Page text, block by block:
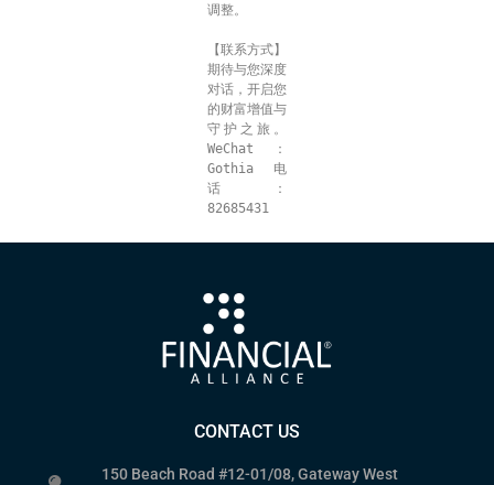
调整。
【联系方式】
期待与您深度
对话，开启您
的财富增值与
守护之旅。
WeChat：
Gothia 电
话：
82685431
CONTACT US
150 Beach Road #12-01/08, Gateway West